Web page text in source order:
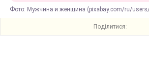
Фото: Мужчина и женщина (pixabay.com/ru/
Поділитися: